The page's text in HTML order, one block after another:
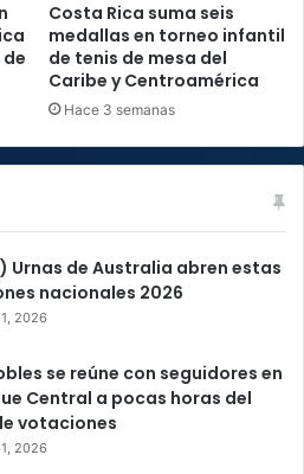
Costa Rica suma seis
medallas en torneo infantil
de tenis de mesa del
Caribe y Centroamérica
Hace 3 semanas
Urnas de Australia abren estas
nacionales 2026
2026
se reúne con seguidores en
Central a pocas horas del
votaciones
2026